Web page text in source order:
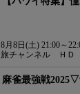
8月8日(土) 21:00～
旅チャンネル ＨＤ
麻雀最強戦2025▽